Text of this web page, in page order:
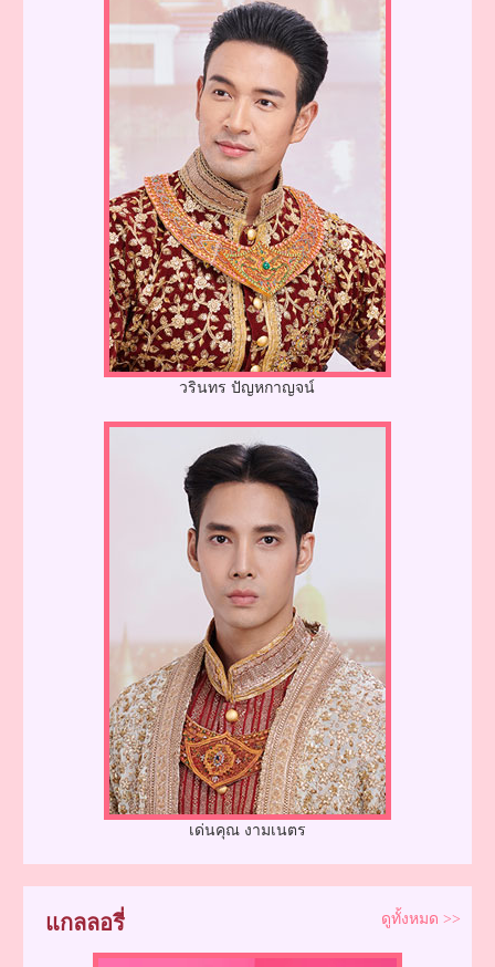
วรินทร ปัญหกาญจน์
เด่นคุณ งามเนตร
แกลลอรี่ ดูทั้งหมด >>